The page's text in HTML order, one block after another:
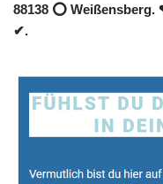
88138 ⭕
✔.